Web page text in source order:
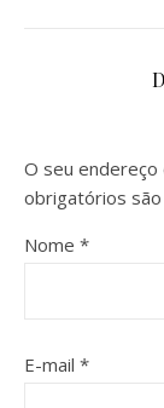
O seu endereço
obrigatórios
Nome *
E-mail *